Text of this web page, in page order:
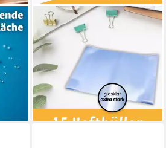
dir
PERFECT LINE
Schulheft 15 Hefthüllen DIN
A4 PP glasklar extra stark,
145 my, PP, dokumentenecht,
säurefrei, Made in EU
14,00 €
lieferbar - in 2-3 Werktagen bei dir